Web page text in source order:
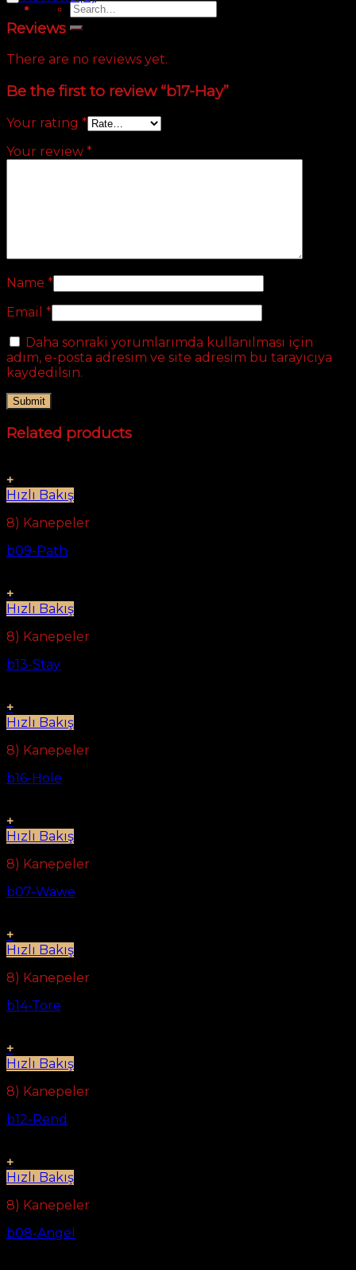
Search
for:
Reviews
There are no reviews yet.
Be the first to review “b17-Hay”
Your rating *
Your review *
Name *
Email *
Daha sonraki yorumlarımda kullanılması için
adım, e-posta adresim ve site adresim bu tarayıcıya
kaydedilsin.
Related products
+
Hızlı Bakış
8) Kanepeler
b09-Path
+
Hızlı Bakış
8) Kanepeler
b13-Stay
+
Hızlı Bakış
8) Kanepeler
b16-Hole
+
Hızlı Bakış
8) Kanepeler
b07-Wawe
+
Hızlı Bakış
8) Kanepeler
b14-Tore
+
Hızlı Bakış
8) Kanepeler
b12-Rend
+
Hızlı Bakış
8) Kanepeler
b08-Angel